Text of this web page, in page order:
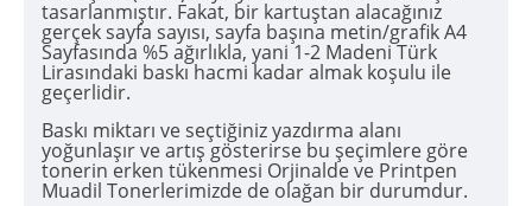
tasarlanmıştır. Fakat, bir kartuştan alacağınız
gerçek sayfa sayısı, sayfa başına metin/grafik A4
Sayfasında %5 ağırlıkla, yani 1-2 Madeni Türk
Lirasındaki baskı hacmi kadar almak koşulu ile
geçerlidir.
Baskı miktarı ve seçtiğiniz yazdırma alanı
yoğunlaşır ve artış gösterirse bu şeçimlere göre
tonerin erken tükenmesi Orjinalde ve Printpen
Muadil Tonerlerimizde de olağan bir durumdur.